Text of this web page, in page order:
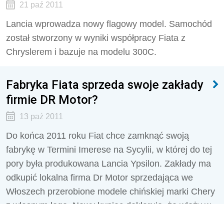
21 paź 2011
Lancia wprowadza nowy flagowy model. Samochód
został stworzony w wyniki współpracy Fiata z
Chryslerem i bazuje na modelu 300C.
Fabryka Fiata sprzeda swoje zakłady
firmie DR Motor?
13 paź 2011
Do końca 2011 roku Fiat chce zamknąć swoją
fabrykę w Termini Imerese na Sycylii, w której do tej
pory była produkowana Lancia Ypsilon. Zakłady ma
odkupić lokalna firma Dr Motor sprzedająca we
Włoszech przerobione modele chińskiej marki Chery